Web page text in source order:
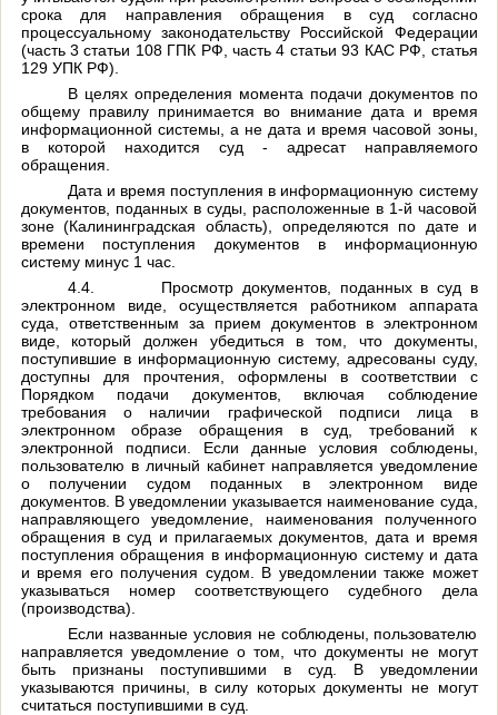
срока для направления обращения в суд согласно
процессуальному законодательству Российской Федерации
(часть 3 статьи 108 ГПК РФ, часть 4 статьи 93 КАС РФ, статья
129 УПК РФ).
В целях определения момента подачи документов по
общему правилу принимается во внимание дата и время
информационной системы, а не дата и время часовой зоны,
в которой находится суд - адресат направляемого
обращения.
Дата и время поступления в информационную систему
документов, поданных в суды, расположенные в 1-й часовой
зоне (Калининградская область), определяются по дате и
времени поступления документов в информационную
систему минус 1 час.
4.4.
Просмотр документов, поданных в суд в
электронном виде, осуществляется работником аппарата
суда, ответственным за прием документов в электронном
виде, который должен убедиться в том, что документы,
поступившие в информационную систему, адресованы суду,
доступны для прочтения, оформлены в соответствии с
Порядком подачи документов, включая соблюдение
требования о наличии графической подписи лица в
электронном образе обращения в суд, требований к
электронной подписи. Если данные условия соблюдены,
пользователю в личный кабинет направляется уведомление
о получении судом поданных в электронном виде
документов. В уведомлении указывается наименование суда,
направляющего уведомление, наименования полученного
обращения в суд и прилагаемых документов, дата и время
поступления обращения в информационную систему и дата
и время его получения судом. В уведомлении также может
указываться номер соответствующего судебного дела
(производства).
Если названные условия не соблюдены, пользователю
направляется уведомление о том, что документы не могут
быть признаны поступившими в суд. В уведомлении
указываются причины, в силу которых документы не могут
считаться поступившими в суд.